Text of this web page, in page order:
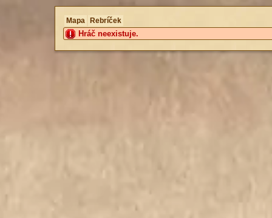
Mapa Rebríček
Hráč neexistuje.